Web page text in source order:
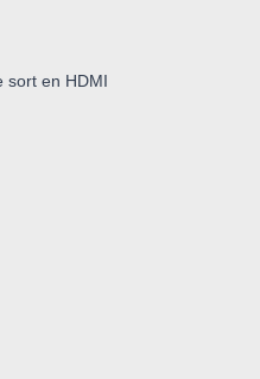
sort en HDMI